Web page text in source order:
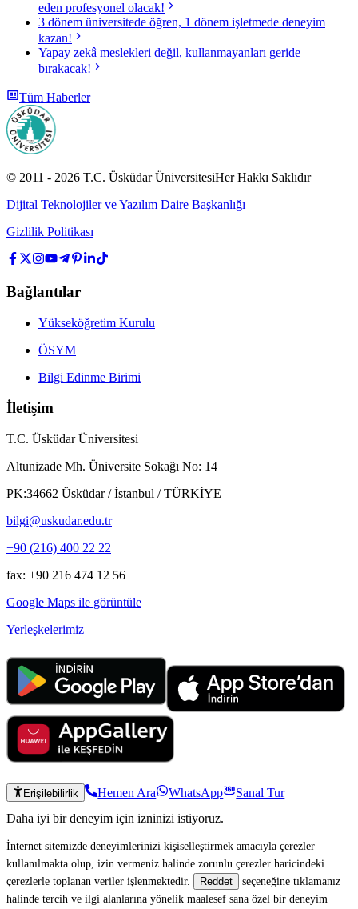
eden profesyonel olacak!
3 dönem üniversitede öğren, 1 dönem işletmede deneyim
kazan!
Yapay zekâ meslekleri değil, kullanmayanları geride
bırakacak!
Tüm Haberler
© 2011 - 2026 T.C. Üsküdar ÜniversitesiHer Hakkı Saklıdır
Dijital Teknolojiler ve Yazılım Daire Başkanlığı
Gizlilik Politikası
Bağlantılar
Yükseköğretim Kurulu
ÖSYM
Bilgi Edinme Birimi
İletişim
T.C. Üsküdar Üniversitesi
Altunizade Mh. Üniversite Sokağı No: 14
PK:34662 Üsküdar / İstanbul / TÜRKİYE
bilgi@uskudar.edu.tr
+90 (216) 400 22 22
fax: +90 216 474 12 56
Google Maps ile görüntüle
Yerleşkelerimiz
Erişilebilirlik Hemen Ara WhatsApp
Sanal Tur
Daha iyi bir deneyim için izninizi istiyoruz.
İnternet sitemizde deneyimlerinizi kişiselleştirmek amacıyla çerezler
kullanılmakta olup, izin vermeniz halinde zorunlu çerezler haricindeki
çerezlerle toplanan veriler işlenmektedir.
Reddet
seçeneğine tıklamanız
halinde tercih ve ilgi alanlarına yönelik maalesef sana özel bir deneyim